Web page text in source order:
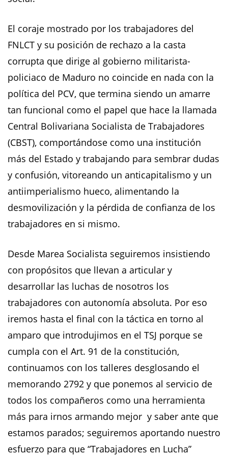
El coraje mostrado por los trabajadores del
FNLCT y su posición de rechazo a la casta
corrupta que dirige al gobierno militarista-
policiaco de Maduro no coincide en nada con la
política del PCV, que termina siendo un amarre
tan funcional como el papel que hace la llamada
Central Bolivariana Socialista de Trabajadores
(CBST), comportándose como una institución
más del Estado y trabajando para sembrar dudas
y confusión, vitoreando un anticapitalismo y un
antiimperialismo hueco, alimentando la
desmovilización y la pérdida de confianza de los
trabajadores en si mismo.
Desde Marea Socialista seguiremos insistiendo
con propósitos que llevan a articular y
desarrollar las luchas de nosotros los
trabajadores con autonomía absoluta. Por eso
iremos hasta el final con la táctica en torno al
amparo que introdujimos en el TSJ porque se
cumpla con el Art. 91 de la constitución,
continuamos con los talleres desglosando el
memorando 2792 y que ponemos al servicio de
todos los compañeros como una herramienta
más para irnos armando mejor y saber ante que
estamos parados; seguiremos aportando nuestro
esfuerzo para que “Trabajadores en Lucha”